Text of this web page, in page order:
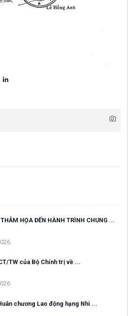
HỌA ĐẾN HÀNH TRÌNH CHUNG ...
TW của Bộ Chính trị về ...
chương Lao động hạng Nhì ...